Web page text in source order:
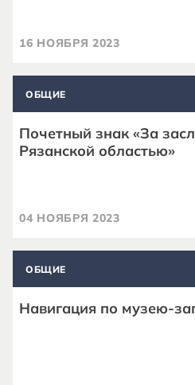
16 НОЯБРЯ 2023
ОБЩИЕ
Почетный знак «За
Рязанской областью»
04 НОЯБРЯ 2023
ОБЩИЕ
Навигация по музею-